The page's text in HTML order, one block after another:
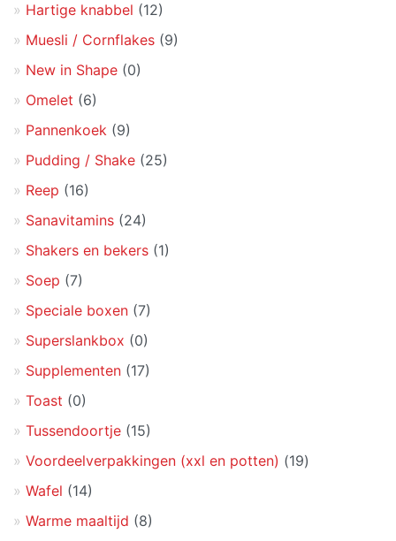
Hartige knabbel (12)
Muesli / Cornflakes (9)
New in Shape (0)
Omelet (6)
Pannenkoek (9)
Pudding / Shake (25)
Reep (16)
Sanavitamins (24)
Shakers en bekers (1)
Soep (7)
Speciale boxen (7)
Superslankbox (0)
Supplementen (17)
Toast (0)
Tussendoortje (15)
Voordeelverpakkingen (xxl en potten) (19)
Wafel (14)
Warme maaltijd (8)